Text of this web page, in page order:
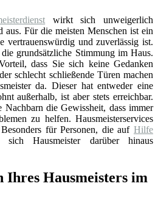
wirkt sich unweigerlich
Für die meisten Menschen ist ein
vertrauenswürdig und zuverlässig ist.
grundsätzliche Stimmung im Haus.
dass Sie sich keine Gedanken
schlecht schließende Türen machen
da. Dieser hat entweder eine
außerhalb, ist aber stets erreichbar.
die Gewissheit, dass immer
zu helfen. Hausmeisterservices
für Personen, die auf Hilfe
sich Hausmeister darüber hinaus
Ihres Hausmeisters im